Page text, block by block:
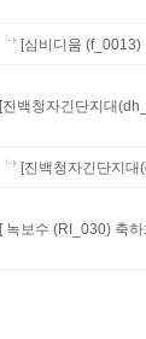
[심비디움
[진백청자긴단지대
[진백청자긴단지
[ 녹보수 (RI_030) 축